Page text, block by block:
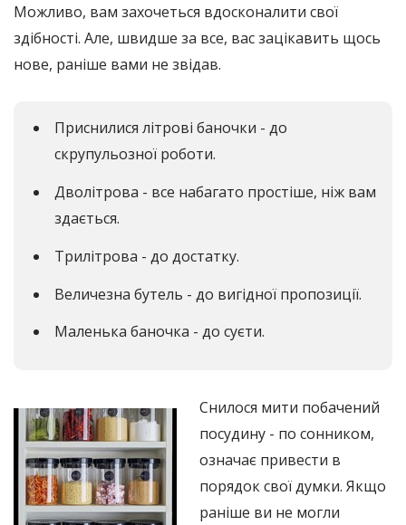
Можливо, вам захочеться вдосконалити свої
здібності. Але, швидше за все, вас зацікавить щось
нове, раніше вами не звідав.
Приснилися літрові баночки - до
скрупульозної роботи.
Дволітрова - все набагато простіше, ніж вам
здається.
Трилітрова - до достатку.
Величезна бутель - до вигідної пропозиції.
Маленька баночка - до суєти.
Снилося мити побачений
посудину - по сонником,
означає привести в
порядок свої думки. Якщо
раніше ви не могли